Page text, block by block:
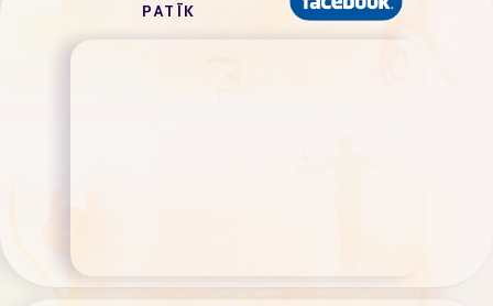
PATĪK